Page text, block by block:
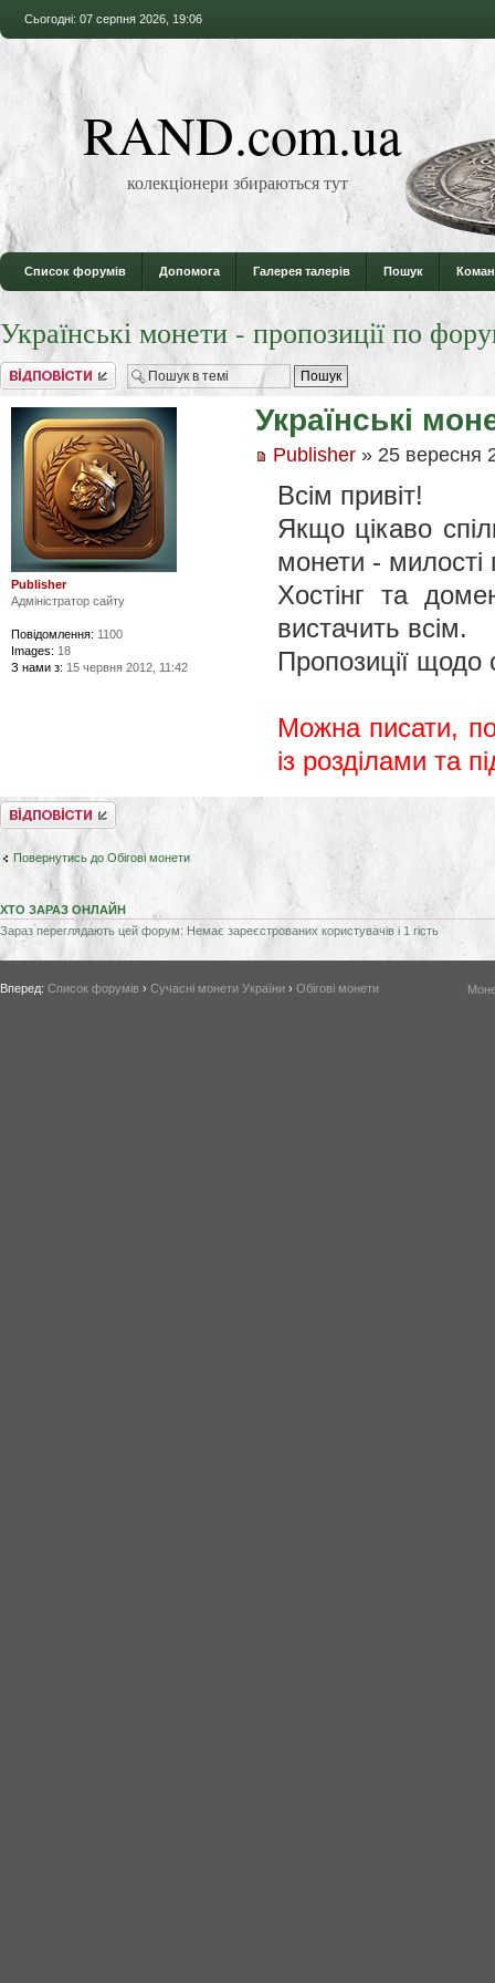
Сьогодні: 07 серпня 2026, 19:06
RAND.com.ua
колекціонери збираються тут
Список форумів Допомога Галерея талерів Пошук
Українські монети - пропозиції по
Відповісти
Українські
Publisher» 25 вересня
Всім привіт!
Якщо цікаво
монети -
Хостінг та
вистачить всім.
Пропозиції щодо
Можна писати,
із розділами та
Publisher
Адміністратор сайту
Повідомлення: 1100
Images: 18
З нами з: 15 червня 2012, 11:42
Відповісти
Повернутись до Обігові монети
ХТО ЗАРАЗ ОНЛАЙН
Зараз переглядають цей форум: Немає зареєстрованих користувачів і 1 гість
Вперед: Список форумів › Сучасні монети України › Обігові монети